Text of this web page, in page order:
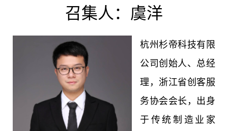
召集人：虞洋
杭州杉帝科技有限
公司创始人、总经
理，浙江省创客服
务协会会长， 出身
于传统制造业家